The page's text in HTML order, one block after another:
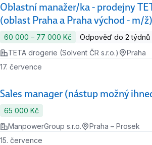
Oblastní manažer/ka - prodejny
(oblast Praha a Praha východ - m/ž)
60 000 ‍–‍ 77 000 Kč
Odpověď do 2 týdnů
TETA drogerie (Solvent ČR s.r.o.)
Praha
Sales manager (nástup možný
17. července
65 000 Kč
ManpowerGroup s.r.o.
Praha – Prosek
15. července